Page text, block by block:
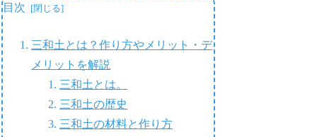
目次
三和土とは？作り方やメリット・デ
メリットを解説
三和土とは。
三和土の歴史
三和土の材料と作り方